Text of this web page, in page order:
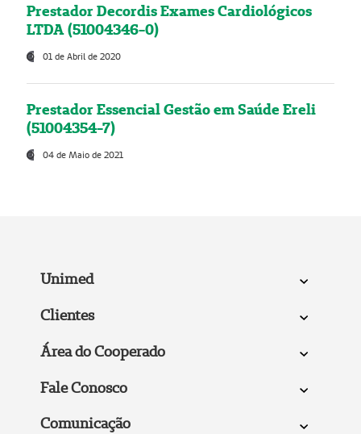
Prestador Decordis Exames Cardiológicos
LTDA (51004346-0)
01 de Abril de 2020
Prestador Essencial Gestão em Saúde Ereli
(51004354-7)
04 de Maio de 2021
Unimed
Clientes
Área do Cooperado
Fale Conosco
Comunicação